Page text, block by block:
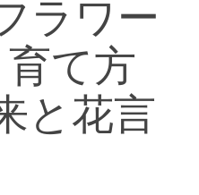
ラワー
て方
と花言